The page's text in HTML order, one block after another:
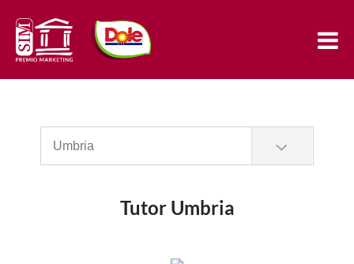
Tutor Umbria